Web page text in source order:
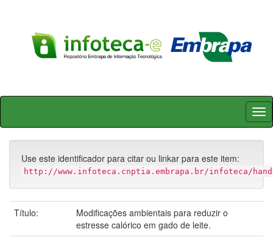
Skip
Use este identificador para citar ou linkar para este item:
http://www.infoteca.cnptia.embrapa.br/infoteca/
Título:
Modificações ambientais para reduzir o
estresse calórico em gado de leite.